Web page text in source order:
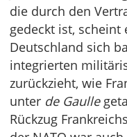
die durch den
gedeckt ist, scheint
Deutschland sich
integrierten
zurückzieht, wie
unter de Gaulle
Rückzug